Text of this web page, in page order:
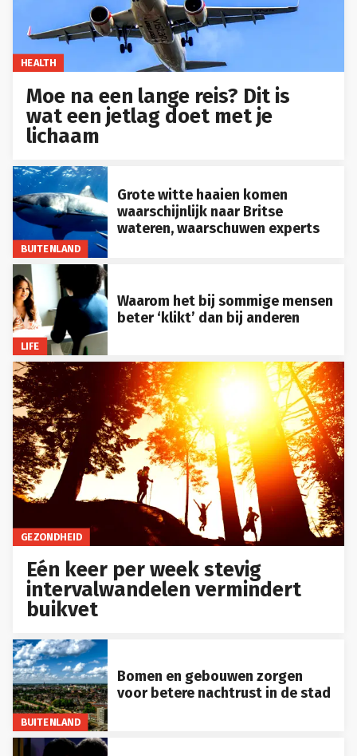
HEALTH
Moe na een lange reis? Dit is
wat een jetlag doet met je
lichaam
BUITENLAND
Grote witte haaien komen
waarschijnlijk naar Britse
wateren, waarschuwen experts
LIFE
Waarom het bij sommige mensen
beter ‘klikt’ dan bij anderen
GEZONDHEID
Eén keer per week stevig
intervalwandelen vermindert
buikvet
BUITENLAND
Bomen en gebouwen zorgen
voor betere nachtrust in de stad